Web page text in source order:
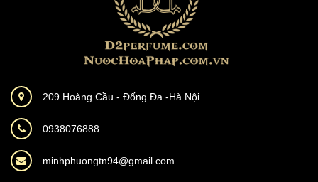
209 Hoàng Cầu - Đống Đa -Hà Nội
0938076888
minhphuongtn94@gmail.com